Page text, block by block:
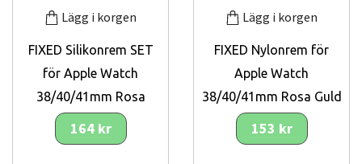
Lägg i korgen
FIXED Silikonrem SET
för Apple Watch
38/40/41mm Rosa
164 kr
Lägg i korgen
FIXED Nylonrem för
Apple Watch
38/40/41mm Rosa Guld
153 kr